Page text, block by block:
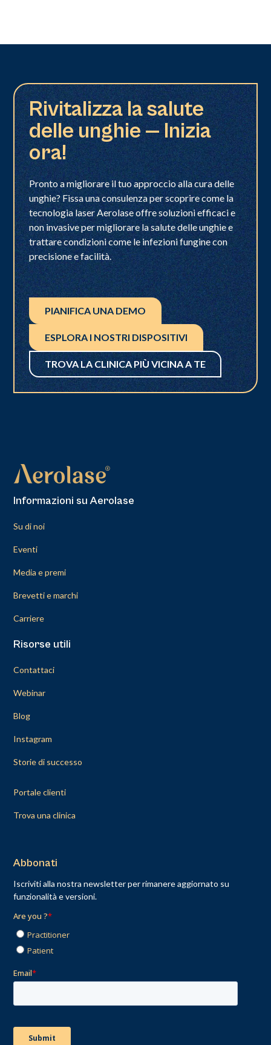
Rivitalizza la salute
delle unghie — Inizia
ora!
Pronto a migliorare il tuo approccio alla cura delle
unghie? Fissa una consulenza per scoprire come la
tecnologia laser Aerolase offre soluzioni efficaci e
non invasive per migliorare la salute delle unghie e
trattare condizioni come le infezioni fungine con
precisione e facilità.
PIANIFICA UNA DEMO
ESPLORA I NOSTRI DISPOSITIVI
TROVA LA CLINICA PIÙ VICINA A TE
Informazioni su Aerolase
Su di noi
Eventi
Media e premi
Brevetti e marchi
Carriere
Risorse utili
Contattaci
Webinar
Blog
Instagram
Storie di successo
Portale clienti
Trova una clinica
Abbonati
Iscriviti alla nostra newsletter per rimanere aggiornato su
funzionalità e versioni.